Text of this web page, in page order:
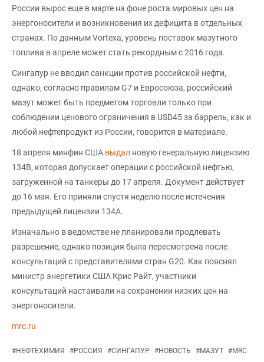
России вырос еще в марте на фоне роста мировых цен на
энергоносители и возникновения их дефицита в отдельных
странах. По данным Vortexa, уровень поставок мазутного
топлива в апреле может стать рекордным с 2016 года.
Сингапур не вводил санкции против российской нефти,
однако, согласно правилам G7 и Евросоюза, российский
мазут может быть предметом торговли только при
соблюдении ценового ограничения в USD45 за баррель, как и
любой нефтепродукт из России, говорится в материале.
18 апреля минфин США выдал новую генеральную лицензию
134В, которая допускает операции с российской нефтью,
загруженной на танкеры до 17 апреля. Документ действует
до 16 мая. Его приняли спустя неделю после истечения
предыдущей лицензии 134А.
Изначально в ведомстве не планировали продлевать
разрешение, однако позиция была пересмотрена после
консультаций с представителями стран G20. Как пояснял
министр энергетики США Крис Райт, участники
консультаций настаивали на сохранении низких цен на
энергоносители.
mrc.ru
#НЕФТЕХИМИЯ #РОССИЯ #СИНГАПУР #НОВОСТЬ #МАЗУТ #MRC